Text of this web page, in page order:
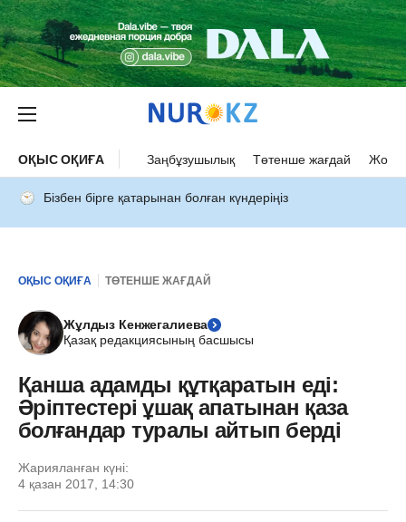
ОҚЫС ОҚИҒА Заңбұзушылық Төтенше жағдай Жол
Бізбен бірге қатарынан болған күндеріңіз
ОҚЫС ОҚИҒА ТӨТЕНШЕ ЖАҒДАЙ
Жұлдыз Кенжегалиева
Қазақ редакциясының басшысы
Қанша адамды құтқаратын еді:
Әріптестері ұшақ апатынан қаза
болғандар туралы айтып берді
Жарияланған күні:
4 қазан 2017, 14:30